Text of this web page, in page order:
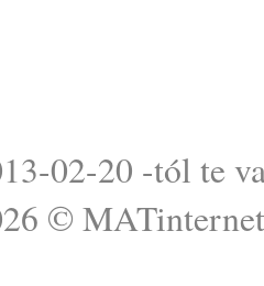
02-20 -tól te
© MATinternet